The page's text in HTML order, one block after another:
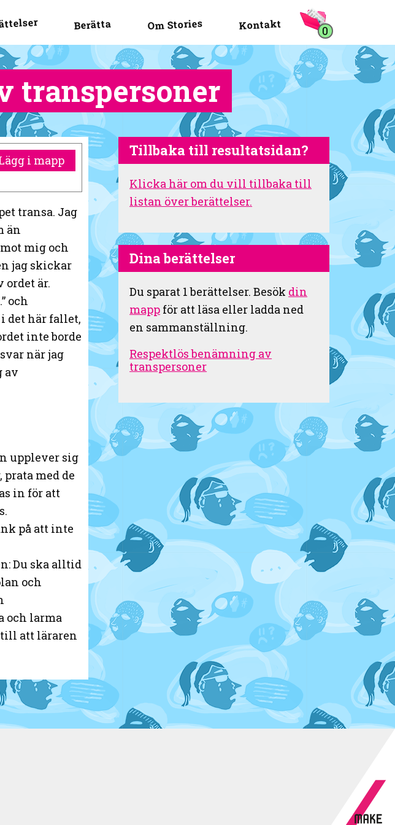
Berätta Om Stories Kontakt 0
transpersoner
i mapp
transa. Jag
än
mig och
jag skickar
är.
och
det här fallet,
inte borde
när jag
av
upplever sig
med de
in för att
på att inte
Du ska alltid
och
och larma
till att läraren
Tillbaka till resultatsidan?
Klicka här om du vill tillbaka till
listan över berättelser.
Dina berättelser
Du sparat 1berättelser. Besök din
mapp för att läsa eller ladda ned
en sammanställning.
Respektlös benämning av
transpersoner